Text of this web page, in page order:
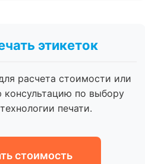
этикеток
расчета стоимости или
консультацию по выбору
печати.
стоимость